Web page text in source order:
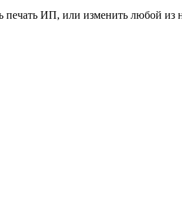
ИП, или изменить любой из